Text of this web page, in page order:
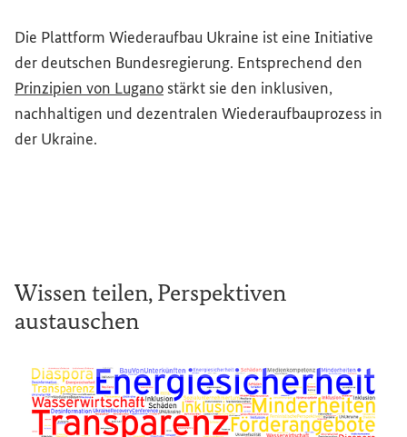
Die Plattform Wiederaufbau Ukraine ist eine Initiative
der deutschen Bundesregierung. Entsprechend den
Prinzipien von Lugano(Externer Link)
stärkt sie den inklusiven,
nachhaltigen und dezentralen Wiederaufbauprozess in
der Ukraine.
Wissen teilen, Perspektiven
austauschen